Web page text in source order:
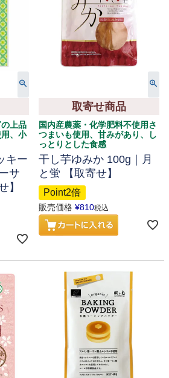
上品
、小
キー
サ
】
取寄せ商品
国内産農薬・化学肥料不使用さ
つまいも使用、甘みがあり、し
っとりとした食感
干し芋ゆみか 100g｜月
と蛍 【取寄せ】
Point2倍
販売価格 ¥810税込